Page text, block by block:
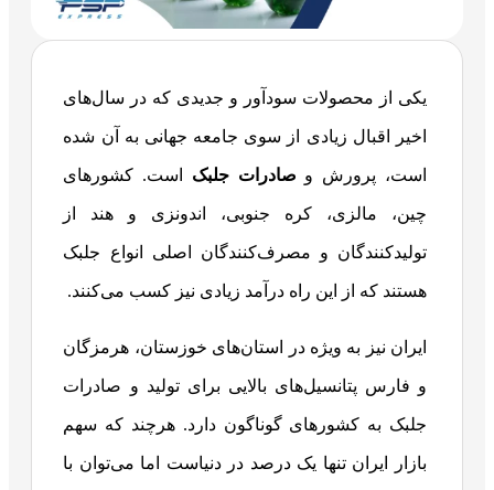
یکی از محصولات سودآور و جدیدی که در سال‌های
اخیر اقبال زیادی از سوی جامعه جهانی به آن شده
است، پرورش و صادرات جلبک است. کشورهای
چین، مالزی، کره جنوبی، اندونزی و هند از
تولیدکنندگان و مصرف‌کنندگان اصلی انواع جلبک
هستند که از این راه درآمد زیادی نیز کسب می‌کنند.
ایران نیز به ویژه در استان‌های خوزستان، هرمزگان
و فارس پتانسیل‌های بالایی برای تولید و صادرات
جلبک به کشورهای گوناگون دارد. هرچند که سهم
بازار ایران تنها یک درصد در دنیاست اما می‌توان با